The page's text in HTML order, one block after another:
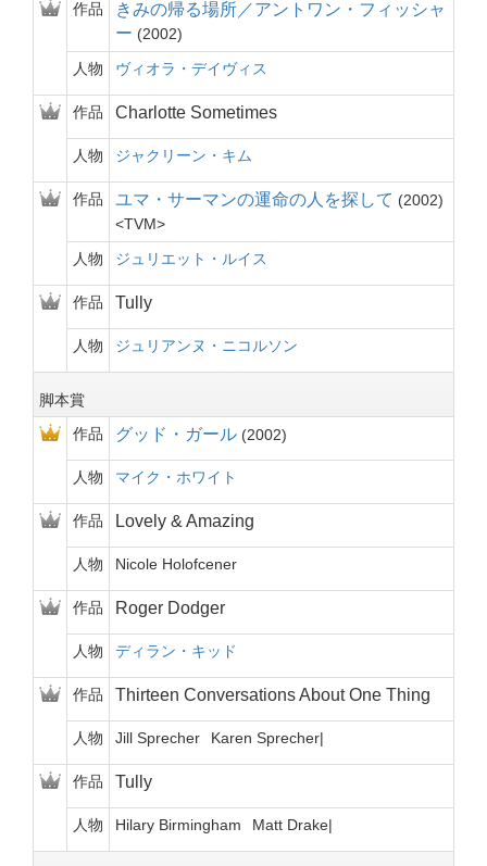
作品
きみの帰る場所／アントワン・フィッシャ
ー
2002
人物
ヴィオラ・デイヴィス
作品 Charlotte Sometimes
人物 ジャクリーン・キム
作品 ユマ・サーマンの運命の人を探して
2002
TVM
人物
ジュリエット・ルイス
作品 Tully
人物 ジュリアンヌ・ニコルソン
脚本賞
作品
グッド・ガール 2002
人物 マイク・ホワイト
作品 Lovely & Amazing
人物 Nicole Holofcener
作品 Roger Dodger
人物 ディラン・キッド
作品 Thirteen Conversations About One Thing
人物 Jill Sprecher Karen Sprecher
作品 Tully
人物 Hilary Birmingham Matt Drake